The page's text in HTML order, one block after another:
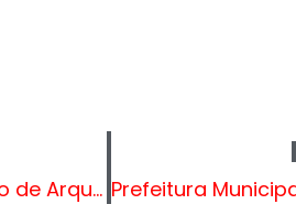
Brasilândia recebe Exposição de Arqueologia e Patrimônio Cultural